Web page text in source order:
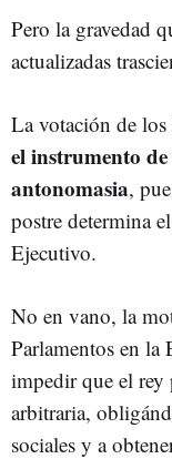
Pero la gravedad
actualizadas
La votación de los
el instrumento
antonomasia,
postre determina
Ejecutivo.
No en vano, la
Parlamentos en la
impedir que el
arbitraria,
sociales y a